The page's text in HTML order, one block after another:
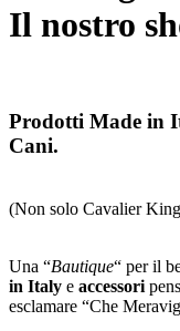
Il nostro
Prodotti Made in
Cani.
(Non solo Cavalier
Una “Bautique“ per il
in Italy e accessori
esclamare “Che